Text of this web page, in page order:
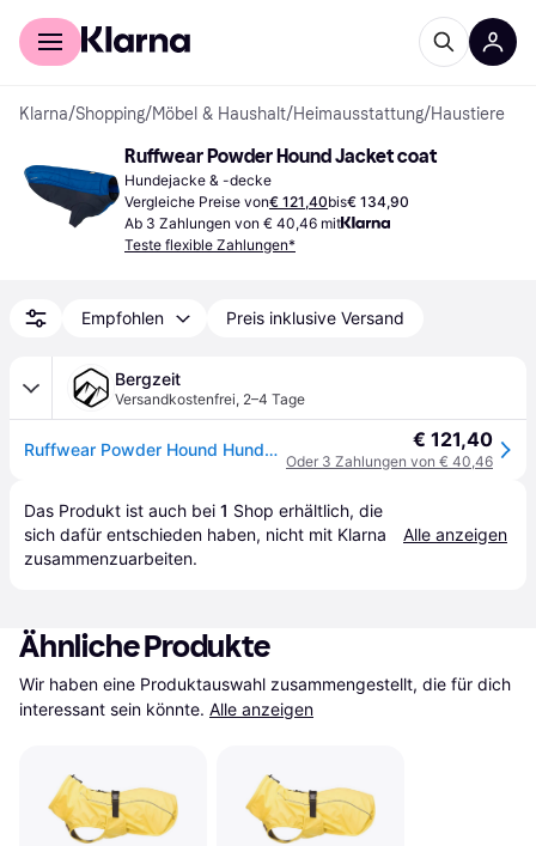
Für Shopper
Klarna/Shopping/Möbel & Haushalt/Heimausstattung/Haustiere
Ruffwear Powder Hound Jacket coat
Hundejacke & -decke
Vergleiche Preise von€ 121,40bis€ 134,90
Ab 3 Zahlungen von € 40,46 mit
Teste flexible Zahlungen*
Empfohlen Preis inklusive Versand
Bergzeit
Versandkostenfrei, 2–4 Tage
Ruffwear Powder Hound Hundemantel - blau - XXS (33-43cm) € 121,40
Oder 3 Zahlungen von € 40,46
Das Produkt ist auch bei 1 Shop erhältlich, die
sich dafür entschieden haben, nicht mit Klarna
zusammenzuarbeiten.
Alle anzeigen
Ähnliche Produkte
Wir haben eine Produktauswahl zusammengestellt, die für dich
interessant sein könnte. Alle anzeigen